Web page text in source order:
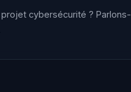
projet cybersécurité ? Parlons-